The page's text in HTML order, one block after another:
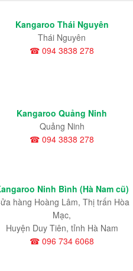
Kangaroo Thái Nguyên
Thái Nguyên
☎ 094 3838 278
Kangaroo Quảng Ninh
Quảng Ninh
☎ 094 3838 278
Ninh Bình (Hà Nam cũ)
hàng Hoàng Lâm, Thị trấn Hòa
Mạc,
Huyện Duy Tiên, tỉnh Hà Nam
☎ 096 734 6068